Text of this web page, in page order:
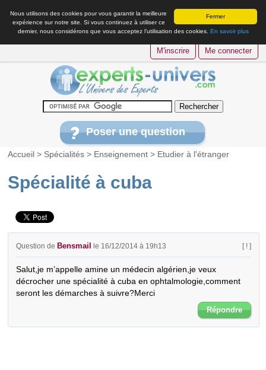
Fermer
Nous utilisons des cookies pour vous garantir la meilleure
expérience sur notre site. Si vous continuez à utiliser ce
dernier, nous considérons que vous acceptez l’utilisation des cookies. En savoir plus
M'inscrire Me connecter
Poser une question
Accueil > Spécialités > Enseignement > Etudier à l'étranger
Spécialité à cuba
Question de Bensmail le 16/12/2014 à 19h13 [ ! ]
Salut,je m’appelle amine un médecin algérien,je veux
décrocher une spécialité à cuba en ophtalmologie,comment
seront les démarches à suivre?Merci
Répondre